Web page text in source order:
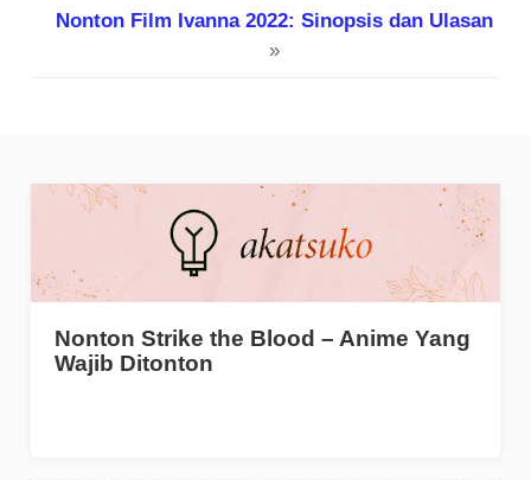
Nonton Film Ivanna 2022: Sinopsis dan Ulasan
»
Nonton Strike the Blood – Anime Yang
Wajib Ditonton